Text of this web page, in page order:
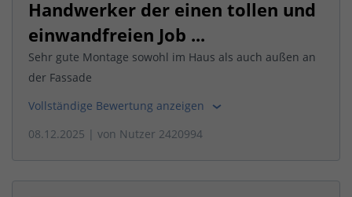
Handwerker der einen tollen und
einwandfreien Job ...
Sehr gute Montage sowohl im Haus als auch außen an
der Fassade
Vollständige Bewertung anzeigen
08.12.2025 | von Nutzer 2420994